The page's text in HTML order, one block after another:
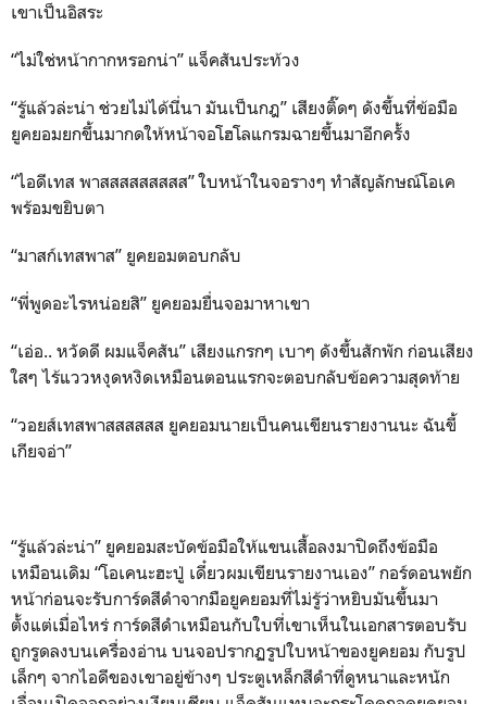
เขาเป็นอิสระ
“ไม่ใช่หน้ากากหรอกน่า” แจ็คสันประท้วง
“รู้แล้วล่ะน่า ช่วยไม่ได้นี่นา มันเป็นกฎ” เสียงติ๊ดๆ ดังขึ้นที่ข้อมือ
ยูคยอมยกขึ้นมากดให้หน้าจอโฮโลแกรมฉายขึ้นมาอีกครั้ง
“ไอดีเทส พาสสสสสสสสส” ใบหน้าในจอรางๆ ทำสัญลักษณ์โอเค
พร้อมขยิบตา
“มาสก์เทสพาส” ยูคยอมตอบกลับ
“พี่พูดอะไรหน่อยสิ” ยูคยอมยื่นจอมาหาเขา
“เอ่อ.. หวัดดี ผมแจ็คสัน” เสียงแกรกๆ เบาๆ ดังขึ้นสักพัก ก่อนเสียง
ใสๆ ไร้แววหงุดหงิดเหมือนตอนแรกจะตอบกลับข้อความสุดท้าย
“วอยส์เทสพาสสสสสส ยูคยอมนายเป็นคนเขียนรายงานนะ ฉันขี้
เกียจอ่า”
“รู้แล้วล่ะน่า” ยูคยอมสะบัดข้อมือให้แขนเสื้อลงมาปิดถึงข้อมือ
เหมือนเดิม “โอเคนะฮะปู่ เดี๋ยวผมเขียนรายงานเอง” กอร์ดอนพยัก
หน้าก่อนจะรับการ์ดสีดำจากมือยูคยอมที่ไม่รู้ว่าหยิบมันขึ้นมา
ตั้งแต่เมื่อไหร่ การ์ดสีดำเหมือนกับใบที่เขาเห็นในเอกสารตอบรับ
ถูกรูดลงบนเครื่องอ่าน บนจอปรากฏรูปใบหน้าของยูคยอม กับรูป
เล็กๆ จากไอดีของเขาอยู่ข้างๆ ประตูเหล็กสีดำที่ดูหนาและหนัก